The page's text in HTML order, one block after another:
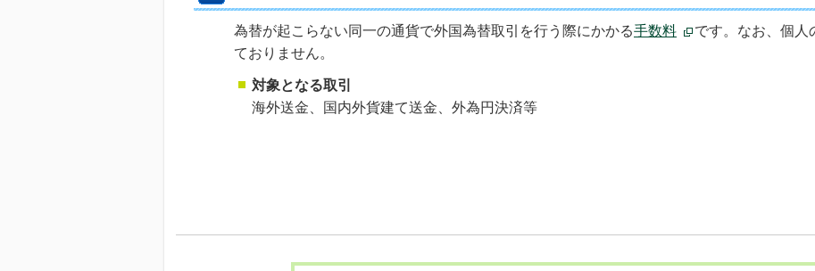
為替が起こらない同一の通貨で外国為替取引を行う際にかかる手数料
です。なお、個人
ておりません。
対象となる取引
海外送金、国内外貨建て送金、外為円決済等